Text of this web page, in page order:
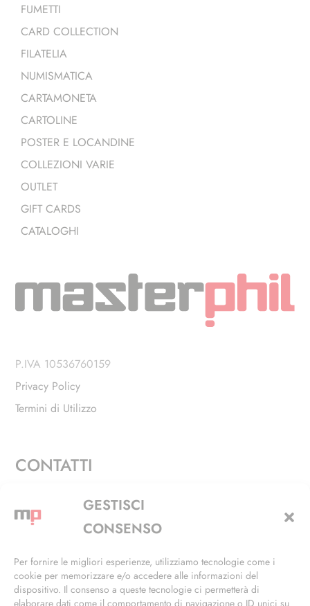
GESTISCI
CONSENSO
Per fornire le migliori esperienze, utilizziamo tecnologie come i
cookie per memorizzare e/o accedere alle informazioni del
dispositivo. Il consenso a queste tecnologie ci permetterà di
elaborare dati come il comportamento di navigazione o ID unici su
FUMETTI
CARD COLLECTION
FILATELIA
NUMISMATICA
CARTAMONETA
CARTOLINE
POSTER E LOCANDINE
COLLEZIONI VARIE
OUTLET
GIFT CARDS
CATALOGHI
P.IVA 10536760159
Privacy Policy
Termini di Utilizzo
CONTATTI
Via Alfieri, 27 - Trezzano Sul Naviglio (MI)
+39 02 4846 3155
info@masterphil.it